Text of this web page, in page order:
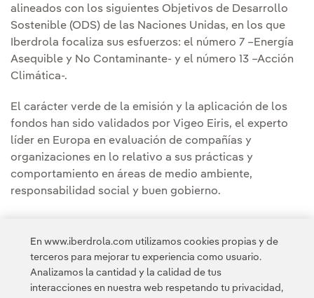
alineados con los siguientes Objetivos de Desarrollo
Sostenible (ODS) de las Naciones Unidas, en los que
Iberdrola focaliza sus esfuerzos: el número 7 –Energía
Asequible y No Contaminante- y el número 13 –Acción
Climática-.
El carácter verde de la emisión y la aplicación de los
fondos han sido validados por Vigeo Eiris, el experto
líder en Europa en evaluación de compañías y
organizaciones en lo relativo a sus prácticas y
comportamiento en áreas de medio ambiente,
responsabilidad social y buen gobierno.
Acceso a información legal
En www.iberdrola.com utilizamos cookies propias y de
terceros para mejorar tu experiencia como usuario.
Analizamos la cantidad y la calidad de tus
interacciones en nuestra web respetando tu privacidad,